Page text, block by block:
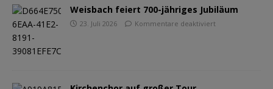
Weisbach feiert 700-jähriges Jubiläum
23. Juli 2026 Kommentare deaktiviert